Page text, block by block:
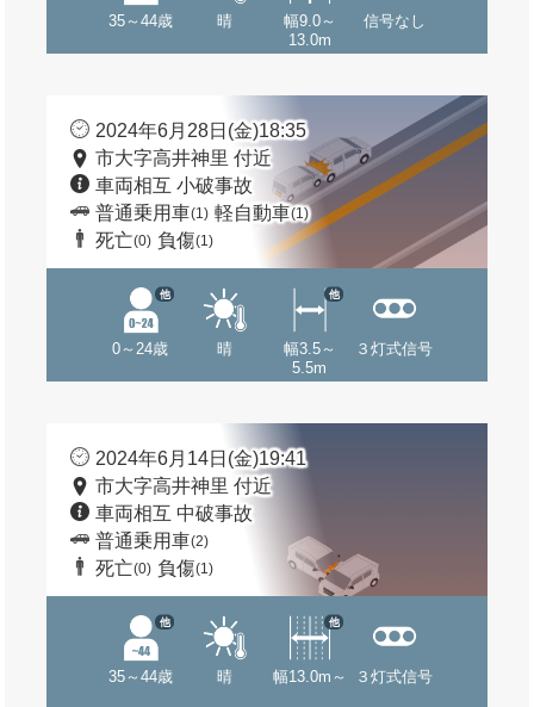
35～44歳 晴
幅9.0～
13.0m
信号なし
2024年6月28日(金)18:35
市大字高井神里 付近
車両相互 小破事故
普通乗用車(1) 軽自動車(1)
死亡(0) 負傷(1)
0～24歳
他
晴
幅3.5～
5.5m
他
３灯式信号
2024年6月14日(金)19:41
市大字高井神里 付近
車両相互 中破事故
普通乗用車(2)
死亡(0) 負傷(1)
35～44歳
他
晴 幅13.0m～
他
３灯式信号